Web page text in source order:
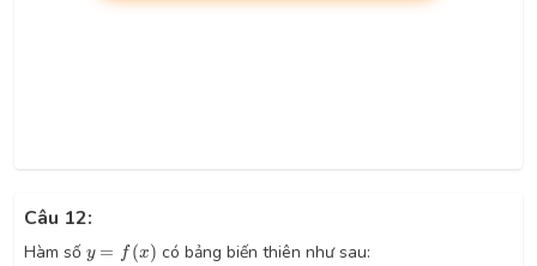
Câu 12:
Hàm số y = f (x)
x) có bảng biến thiên như sau: